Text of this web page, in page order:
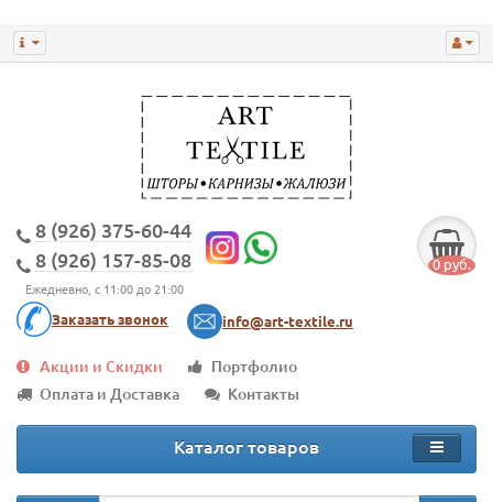
8 (926) 375-60-44
8 (926) 157-85-08
Ежедневно, с 11:00 до 21:00
Заказать звонок info@art-textile.ru
0 руб.
Акции и Скидки
Портфолио
Оплата и Доставка
Контакты
Каталог товаров